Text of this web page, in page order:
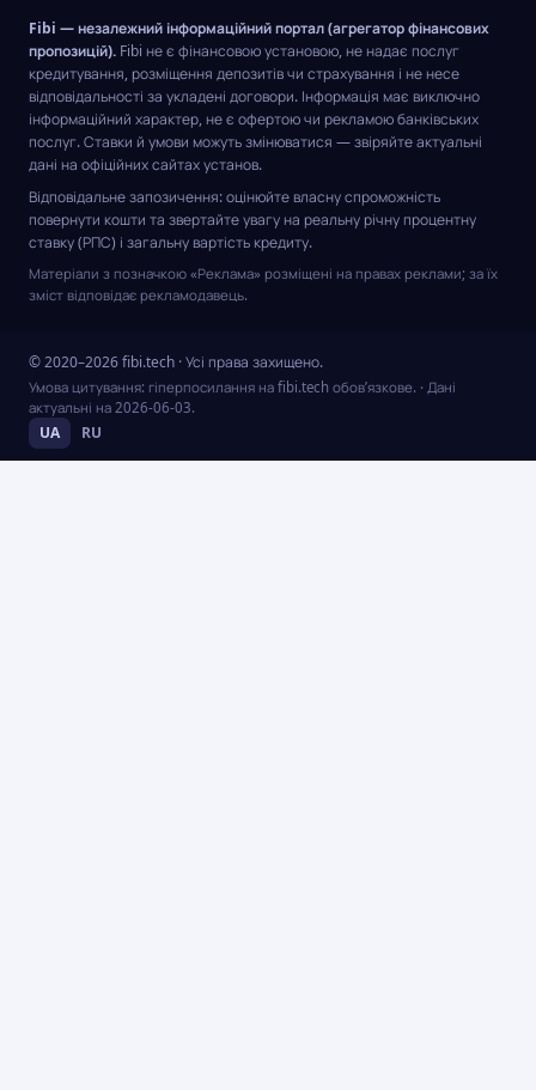
Fibi — незалежний інформаційний портал (агрегатор фінансових
пропозицій). Fibi не є фінансовою установою, не надає послуг
кредитування, розміщення депозитів чи страхування і не несе
відповідальності за укладені договори. Інформація має виключно
інформаційний характер, не є офертою чи рекламою банківських
послуг. Ставки й умови можуть змінюватися — звіряйте актуальні
дані на офіційних сайтах установ.
Відповідальне запозичення: оцінюйте власну спроможність
повернути кошти та звертайте увагу на реальну річну процентну
ставку (РПС) і загальну вартість кредиту.
Матеріали з позначкою «Реклама» розміщені на правах реклами; за їх
зміст відповідає рекламодавець.
© 2020–2026 fibi.tech · Усі права захищено.
Умова цитування: гіперпосилання на fibi.tech обов’язкове. · Дані
актуальні на 2026-06-03.
UA RU